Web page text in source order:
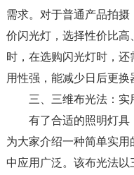
需求。对于普通产品拍
价闪光灯，选择性价比高
时，在选购闪光灯时，
用性强，能减少日后更换
三、三维布光法：实
有了合适的照明灯具
为大家介绍一种简单实
中应用广泛。该布光法